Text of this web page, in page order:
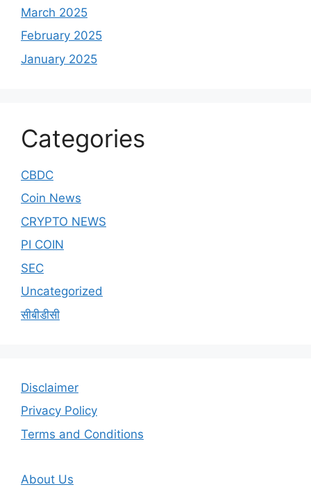
March 2025
February 2025
January 2025
Categories
CBDC
Coin News
CRYPTO NEWS
PI COIN
SEC
Uncategorized
सीबीडीसी
Disclaimer
Privacy Policy
Terms and Conditions
About Us